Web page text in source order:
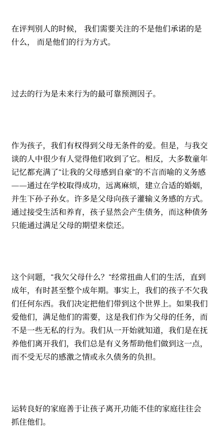
在评判别人的时候， 我们需要关注的不是他们承诺的是
什么， 而是他们的行为方式。
过去的行为是未来行为的最可靠预测因子。
作为孩子，我们有权得到父母无条件的爱。但是，与我交
谈的人中很少有人觉得他们收到了它。相反，大多数童年
记忆都充满了"让我的父母感到自豪"的不言而喻的义务感
——通过在学校取得成功，远离麻烦，建立合适的婚姻，
并生下孙子孙女。许多是父母向孩子灌输义务感的方式。
通过接受生活和养育，孩子显然会产生债务，而这种债务
只能通过满足父母的期望来偿还。
这个问题，"我欠父母什么？"经常扭曲人们的生活，直到
成年，有时甚至整个成年期。事实上，我们的孩子不欠我
们任何东西。我们决定把他们带到这个世界上。如果我们
爱他们，满足他们的需要，这是我们作为父母的任务，而
不是一些无私的行为。我们从一开始就知道，我们是在抚
养他们离开我们，我们总是有义务帮助他们做到这一点，
而不受无尽的感激之情或永久债务的负担。
运转良好的家庭善于让孩子离开,功能不佳的家庭往往会
抓住他们。